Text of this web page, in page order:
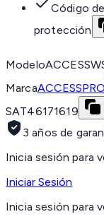
Código
protección
Modelo
MarcaACCESSPRO
SAT46171619
3 años de
Inicia sesión para
Iniciar Sesión
Inicia sesión para